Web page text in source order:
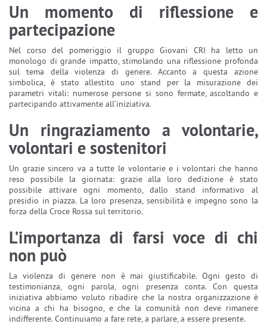
Un momento di riflessione e
partecipazione
Nel corso del pomeriggio il gruppo Giovani CRI ha letto un
monologo di grande impatto, stimolando una riflessione profonda
sul tema della violenza di genere. Accanto a questa azione
simbolica, è stato allestito uno stand per la misurazione dei
parametri vitali: numerose persone si sono fermate, ascoltando e
partecipando attivamente all’iniziativa.
Un ringraziamento a volontarie,
volontari e sostenitori
Un grazie sincero va a tutte le volontarie e i volontari che hanno
reso possibile la giornata: grazie alla loro dedizione è stato
possibile attivare ogni momento, dallo stand informativo al
presidio in piazza. La loro presenza, sensibilità e impegno sono la
forza della Croce Rossa sul territorio.
L’importanza di farsi voce di chi
non può
La violenza di genere non è mai giustificabile. Ogni gesto di
testimonianza, ogni parola, ogni presenza conta. Con questa
iniziativa abbiamo voluto ribadire che la nostra organizzazione è
vicina a chi ha bisogno, e che la comunità non deve rimanere
indifferente. Continuiamo a fare rete, a parlare, a essere presente.